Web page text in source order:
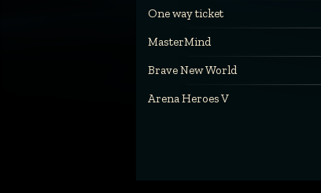
One way ticket
MasterMind
Brave New World
Arena Heroes V